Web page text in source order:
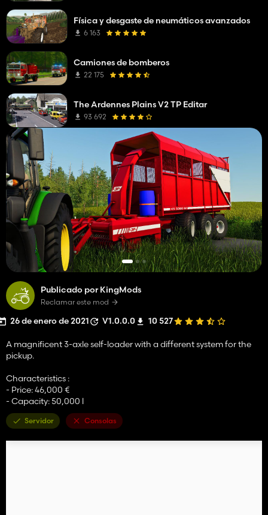
Publicado por KingMods
Reclamar este mod
26 de enero de 2021 V1.0.0.0 10 527
A magnificent 3-axle self-loader with a different system for the
pickup.
Characteristics :
- Price: 46,000 €
- Capacity: 50,000 l
Servidor Consolas
Física y desgaste de neumáticos avanzados
6 163
Camiones de bomberos
22 175
The Ardennes Plains V2 TP Editar
93 692